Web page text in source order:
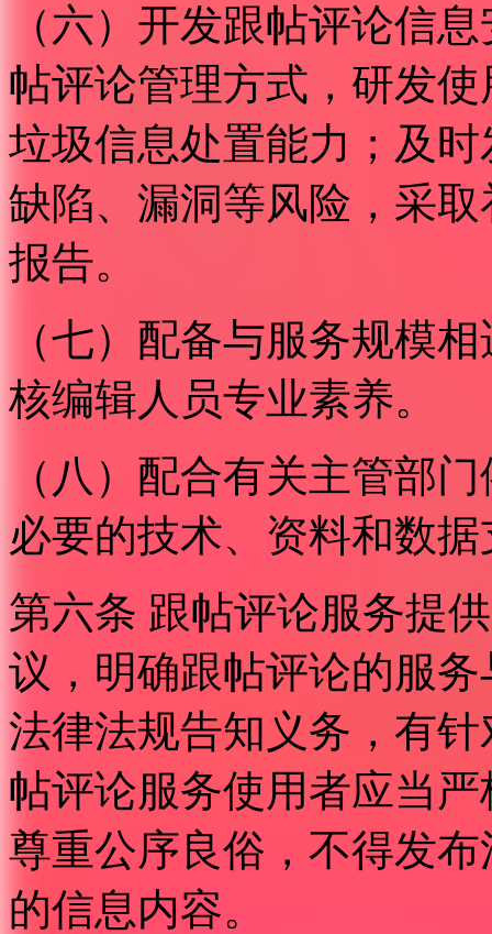
（六）开发跟帖评论信
帖评论管理方式，研发
垃圾信息处置能力；及
缺陷、漏洞等风险，采
报告。
（七）配备与服务规模
核编辑人员专业素养。
（八）配合有关主管部
必要的技术、资料和数
第六条 跟帖评论服务提
议，明确跟帖评论的服
法律法规告知义务，有
帖评论服务使用者应当
尊重公序良俗，不得发
的信息内容。